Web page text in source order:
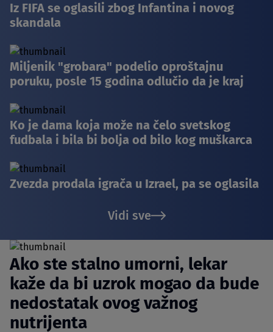
Iz FIFA se oglasili zbog Infantina i novog
skandala
Miljenik "grobara" podelio oproštajnu
poruku, posle 15 godina odlučio da je kraj
Ko je dama koja može na čelo svetskog
fudbala i bila bi bolja od bilo kog muškarca
Zvezda prodala igrača u Izrael, pa se oglasila
Vidi sve
Ako ste stalno umorni, lekar
kaže da bi uzrok mogao da bude
nedostatak ovog važnog
nutrijenta